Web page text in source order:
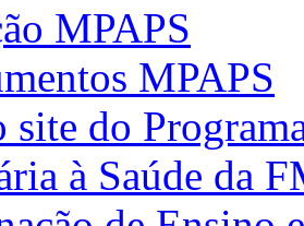
MPAPS
MPAPS
site do
à Saúde da